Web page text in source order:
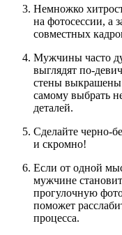
Немножко
на фотосессии, а
совместных
Мужчины часто
выглядят по-
стены выкрашены
самому выбрать
деталей.
Сделайте черно-
и скромно!
Если от одной
мужчине
прогулочную
поможет
процесса.